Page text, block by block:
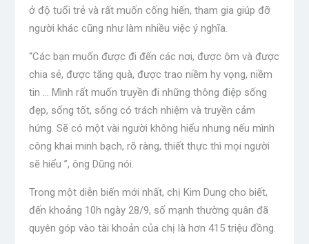
ở độ tuổi trẻ và rất muốn cống hiến, tham gia giúp đỡ
người khác cũng như làm nhiều việc ý nghĩa.
“Các bạn muốn được đi đến các nơi, được ôm và được
chia sẻ, được tặng quà, được trao niềm hy vọng, niềm
tin … Mình rất muốn truyền đi những thông điệp sống
đẹp, sống tốt, sống có trách nhiệm và truyền cảm
hứng. Sẽ có một vài người không hiểu nhưng nếu mình
công khai minh bạch, rõ ràng, thiết thực thì mọi người
sẽ hiểu ”, ông Dũng nói.
Trong một diễn biến mới nhất, chị Kim Dung cho biết,
đến khoảng 10h ngày 28/9, số mạnh thường quân đã
quyên góp vào tài khoản của chị là hơn 415 triệu đồng.